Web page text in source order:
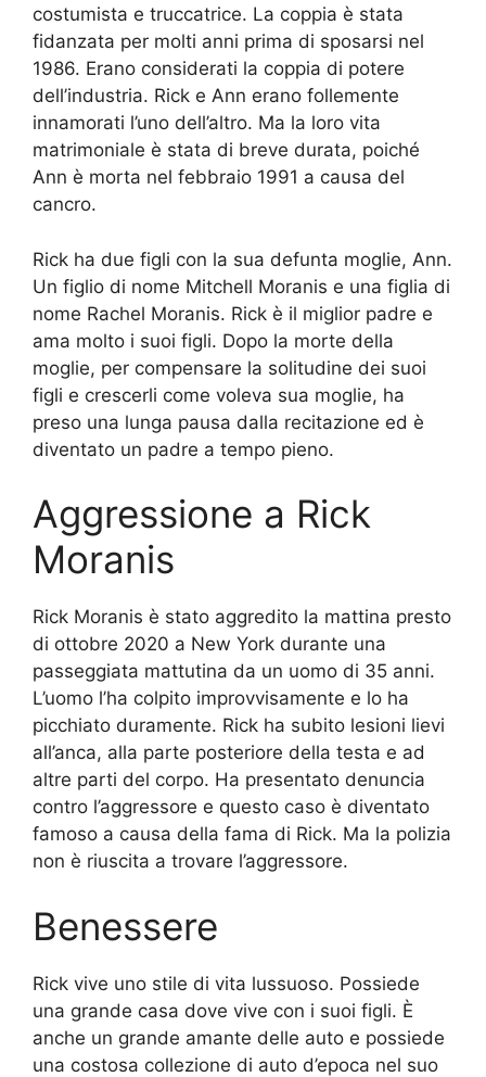
costumista e truccatrice. La coppia è stata
fidanzata per molti anni prima di sposarsi nel
1986. Erano considerati la coppia di potere
dell’industria. Rick e Ann erano follemente
innamorati l’uno dell’altro. Ma la loro vita
matrimoniale è stata di breve durata, poiché
Ann è morta nel febbraio 1991 a causa del
cancro.
Rick ha due figli con la sua defunta moglie, Ann.
Un figlio di nome Mitchell Moranis e una figlia di
nome Rachel Moranis. Rick è il miglior padre e
ama molto i suoi figli. Dopo la morte della
moglie, per compensare la solitudine dei suoi
figli e crescerli come voleva sua moglie, ha
preso una lunga pausa dalla recitazione ed è
diventato un padre a tempo pieno.
Aggressione a Rick
Moranis
Rick Moranis è stato aggredito la mattina presto
di ottobre 2020 a New York durante una
passeggiata mattutina da un uomo di 35 anni.
L’uomo l’ha colpito improvvisamente e lo ha
picchiato duramente. Rick ha subito lesioni lievi
all’anca, alla parte posteriore della testa e ad
altre parti del corpo. Ha presentato denuncia
contro l’aggressore e questo caso è diventato
famoso a causa della fama di Rick. Ma la polizia
non è riuscita a trovare l’aggressore.
Benessere
Rick vive uno stile di vita lussuoso. Possiede
una grande casa dove vive con i suoi figli. È
anche un grande amante delle auto e possiede
una costosa collezione di auto d’epoca nel suo